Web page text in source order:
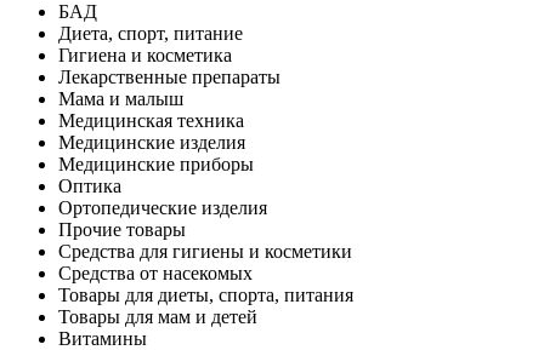
БАД
Диета, спорт, питание
Гигиена и косметика
Лекарственные препараты
Мама и малыш
Медицинская техника
Медицинские изделия
Медицинские приборы
Оптика
Ортопедические изделия
Прочие товары
Средства для гигиены и косметики
Средства от насекомых
Товары для диеты, спорта, питания
Товары для мам и детей
Витамины